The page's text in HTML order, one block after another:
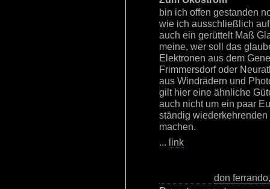
bin ich offen gestanden
wie ich ausschließlich
auch ein gerüttelt Maß
meine, wer soll das
Elektronen aus dem
Frimmersdorf oder
aus Windrädern und
gilt hier eine ähnliche
auch nicht um ein paar
ständig
machen.
... link
don ferrando